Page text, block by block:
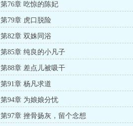
第76章 吃惊的陈妃
第79章 虎口脱险
第82章 双姝同浴
第85章 纯良的小凡子
第88章 差点儿被吸干
第91章 杨凡求道
第94章 为娘娘分忧
第97章 挫骨扬灰，留个念想